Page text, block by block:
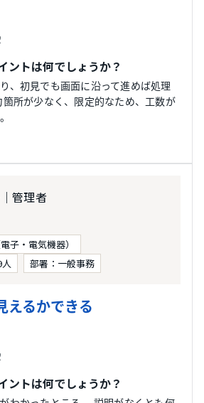
ントは何でしょうか？
、初見でも画面に沿って進めば処理
所が少なく、限定的なため、工数が
｜管理者
子・電気機器）
部署：一般事務
えるかできる
ントは何でしょうか？